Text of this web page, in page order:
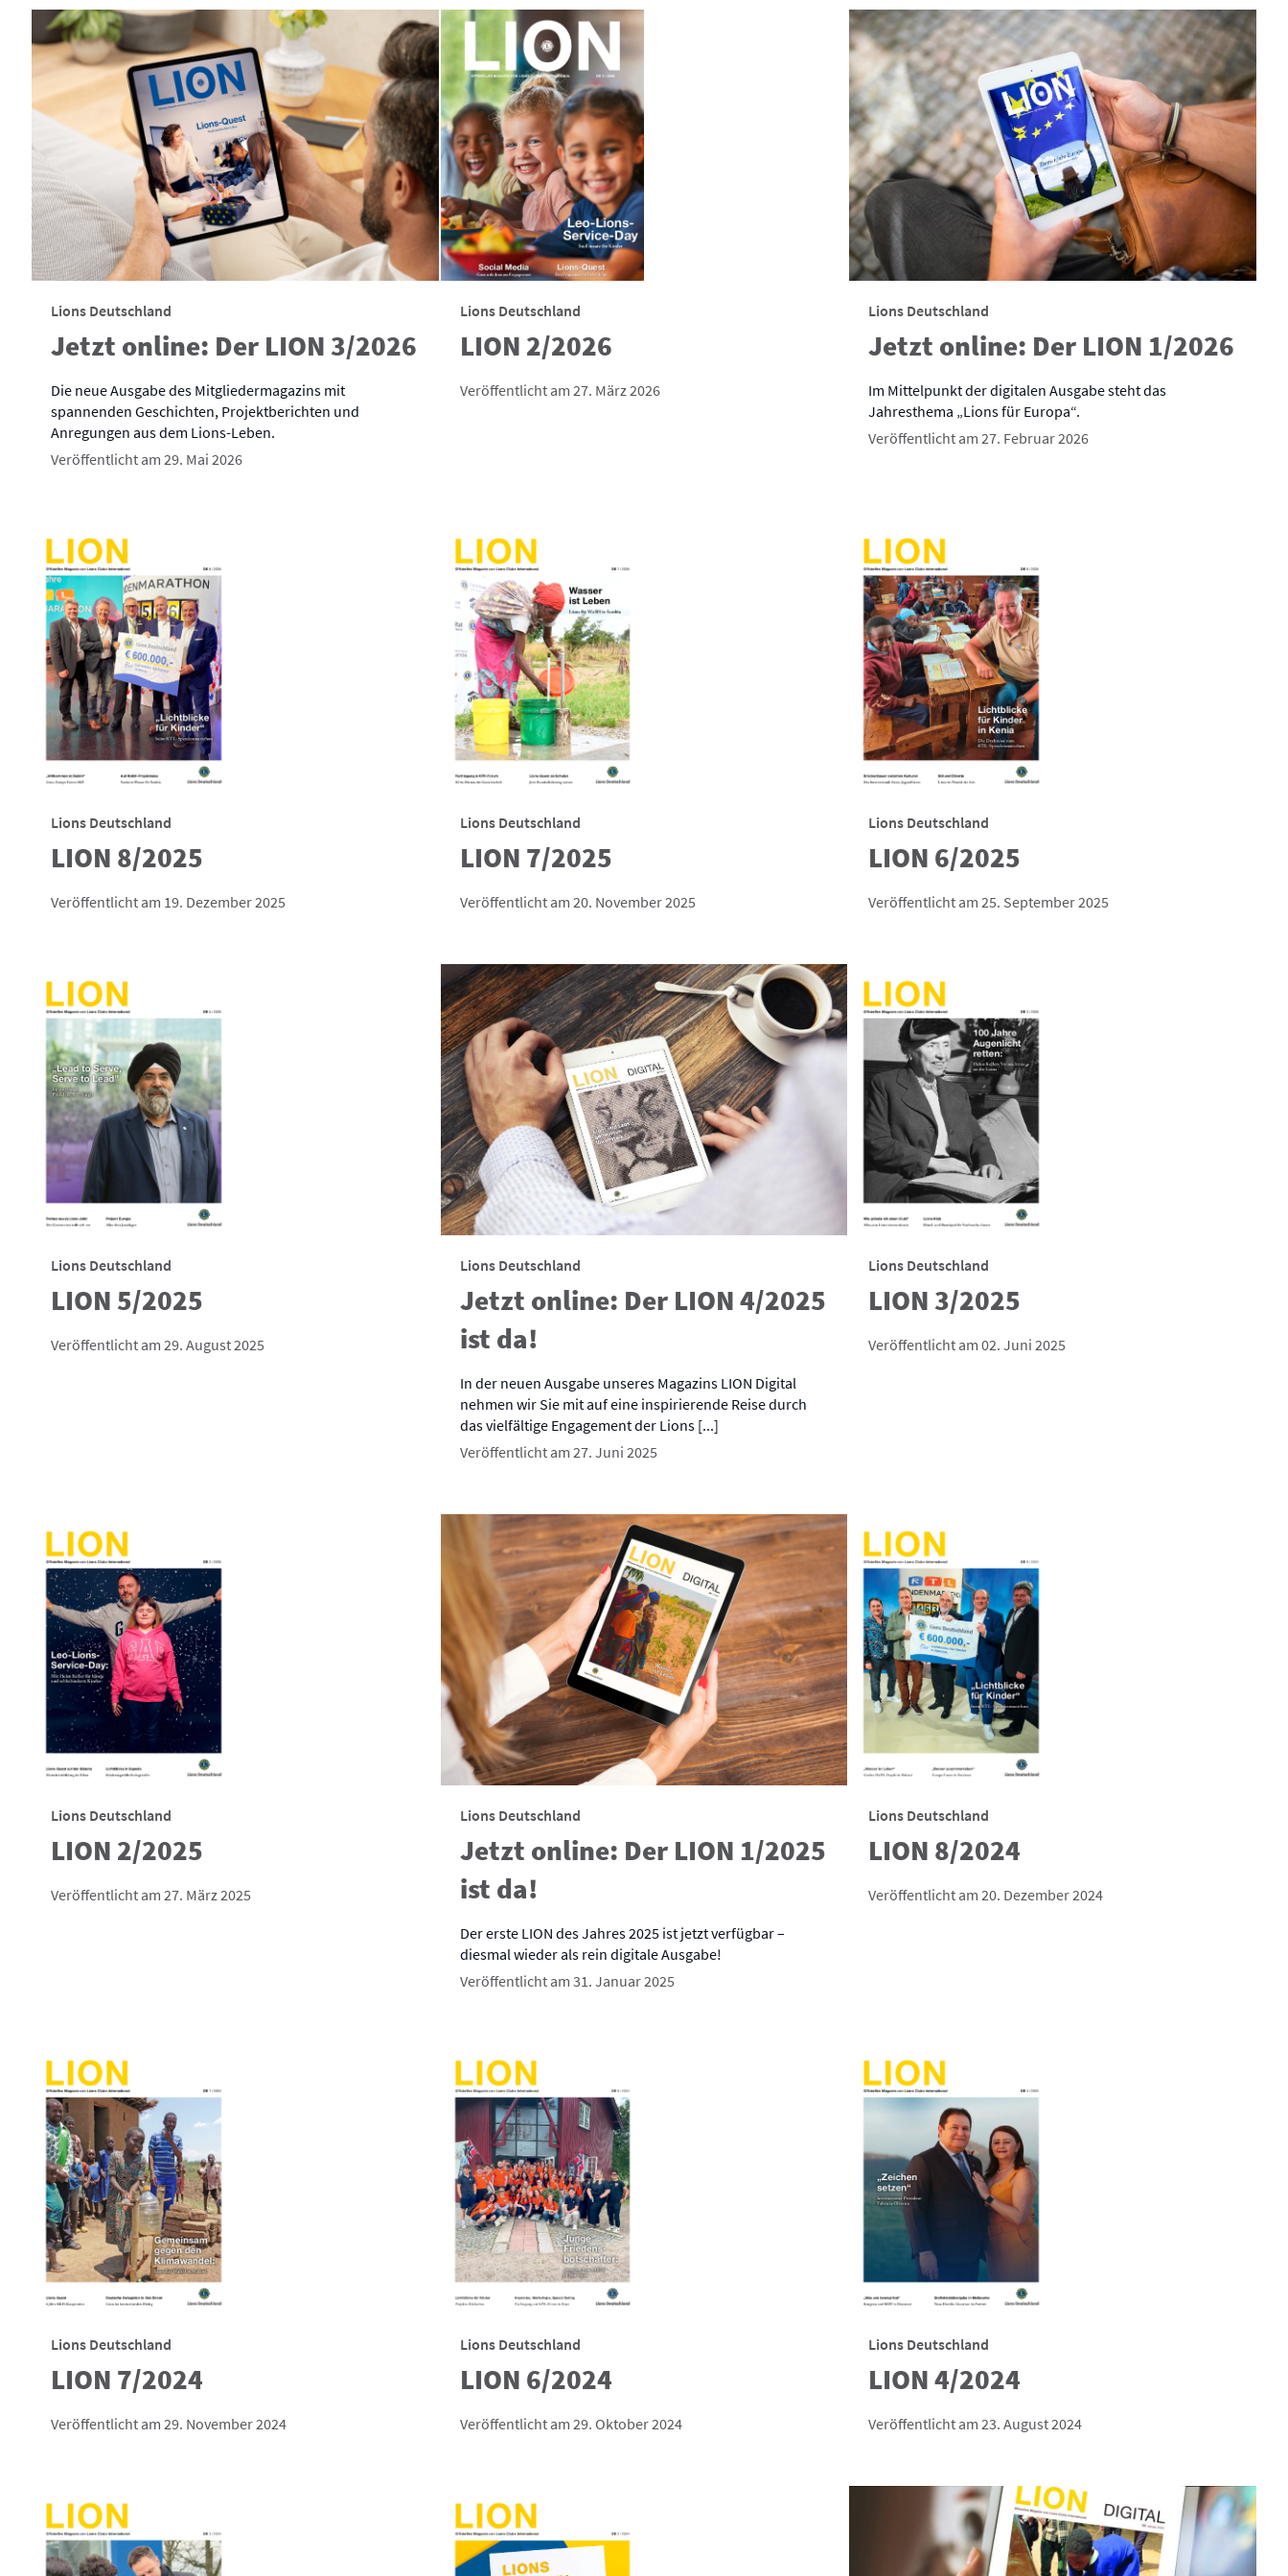
Lions Deutschland
Jetzt online: Der LION 3/2026
Die neue Ausgabe des Mitgliedermagazins mit
spannenden Geschichten, Projektberichten und
Anregungen aus dem Lions-Leben.
Veröffentlicht am 29. Mai 2026
Lions Deutschland
LION 2/2026
Veröffentlicht am 27. März 2026
Lions Deutschland
Jetzt online: Der LION 1/2026
Im Mittelpunkt der digitalen Ausgabe steht das
Jahresthema „Lions für Europa“.
Veröffentlicht am 27. Februar 2026
Lions Deutschland
LION 8/2025
Veröffentlicht am 19. Dezember 2025
Lions Deutschland
LION 7/2025
Veröffentlicht am 20. November 2025
Lions Deutschland
LION 6/2025
Veröffentlicht am 25. September 2025
Lions Deutschland
LION 5/2025
Veröffentlicht am 29. August 2025
Lions Deutschland
Jetzt online: Der LION 4/2025
ist da!
In der neuen Ausgabe unseres Magazins LION Digital
nehmen wir Sie mit auf eine inspirierende Reise durch
das vielfältige Engagement der Lions [...]
Veröffentlicht am 27. Juni 2025
Lions Deutschland
LION 3/2025
Veröffentlicht am 02. Juni 2025
Lions Deutschland
LION 2/2025
Veröffentlicht am 27. März 2025
Lions Deutschland
Jetzt online: Der LION 1/2025
ist da!
Der erste LION des Jahres 2025 ist jetzt verfügbar –
diesmal wieder als rein digitale Ausgabe!
Veröffentlicht am 31. Januar 2025
Lions Deutschland
LION 8/2024
Veröffentlicht am 20. Dezember 2024
Lions Deutschland
LION 7/2024
Veröffentlicht am 29. November 2024
Lions Deutschland
LION 6/2024
Veröffentlicht am 29. Oktober 2024
Lions Deutschland
LION 4/2024
Veröffentlicht am 23. August 2024